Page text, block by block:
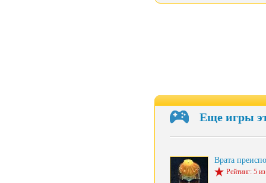
Еще игры
Врата
Рейтинг: 5